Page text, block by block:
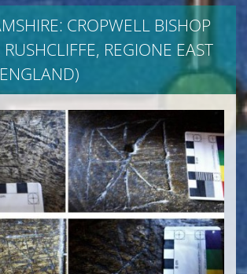
CROPWELL BISHOP
REGIONE EAST